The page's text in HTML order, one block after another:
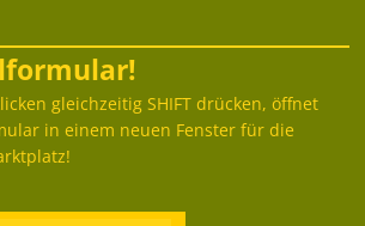
gleichzeitig SHIFT drücken, öffnet
in einem neuen Fenster für die